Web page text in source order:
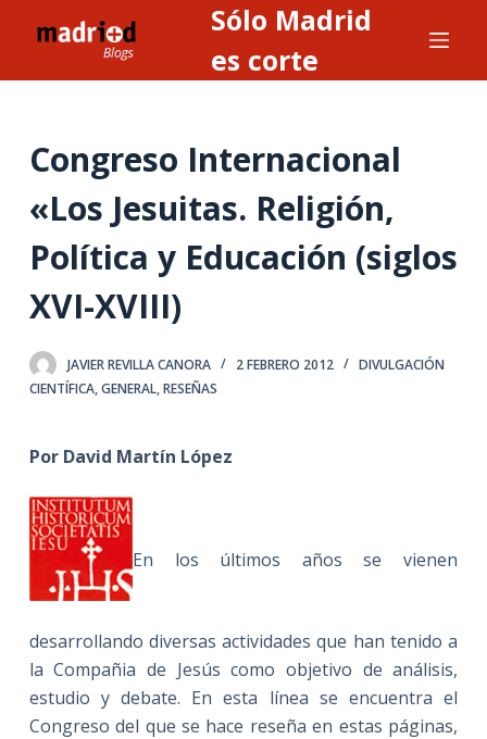
l
n
e
n
d
Sólo Madrid
es corte
Congreso Internacional
«Los Jesuitas. Religión,
Política y Educación (siglos
XVI-XVIII)
JAVIER REVILLA CANORA 2 FEBRERO 2012
DIVULGACIÓN
CIENTÍFICA,GENERAL,RESEÑAS
Por David Martín López
En los últimos años se vienen
desarrollando diversas actividades que han tenido a
la Compañia de Jesús como objetivo de análisis,
estudio y debate. En esta línea se encuentra el
Congreso del que se hace reseña en estas páginas,